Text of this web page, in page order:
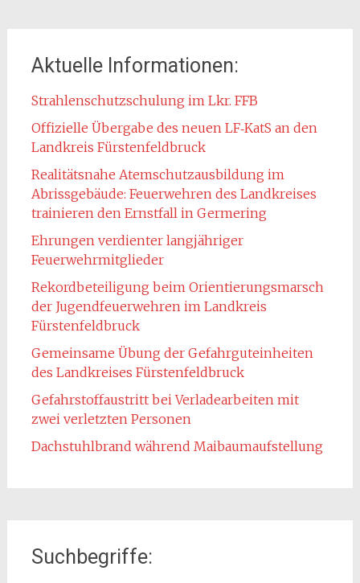
Aktuelle Informationen:
Strahlenschutzschulung im Lkr. FFB
Offizielle Übergabe des neuen LF‑KatS an den
Landkreis Fürstenfeldbruck
Realitätsnahe Atemschutzausbildung im
Abrissgebäude: Feuerwehren des Landkreises
trainieren den Ernstfall in Germering
Ehrungen verdienter langjähriger
Feuerwehrmitglieder
Rekordbeteiligung beim Orientierungsmarsch
der Jugendfeuerwehren im Landkreis
Fürstenfeldbruck
Gemeinsame Übung der Gefahrguteinheiten
des Landkreises Fürstenfeldbruck
Gefahrstoffaustritt bei Verladearbeiten mit
zwei verletzten Personen
Dachstuhlbrand während Maibaumaufstellung
Suchbegriffe: